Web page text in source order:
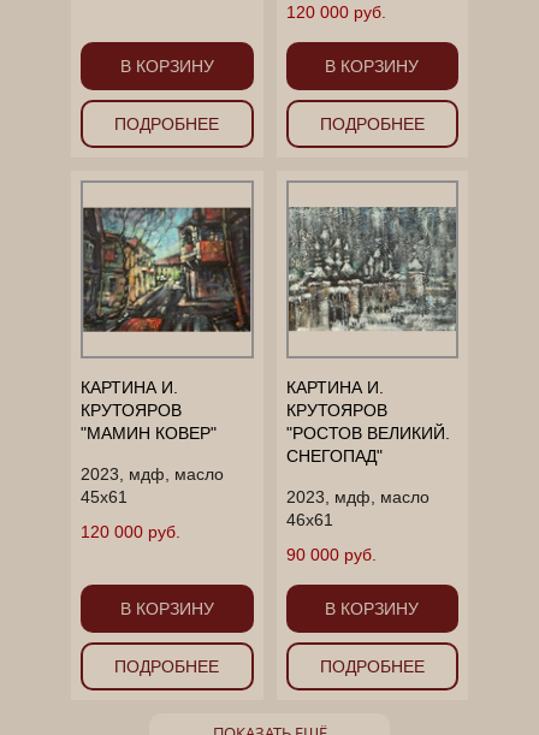
В КОРЗИНУ
ПОДРОБНЕЕ
120 000 руб.
В КОРЗИНУ
ПОДРОБНЕЕ
КАРТИНА И.
КРУТОЯРОВ
"МАМИН КОВЕР"
2023, мдф, масло
45х61
120 000 руб.
В КОРЗИНУ
ПОДРОБНЕЕ
КАРТИНА И.
КРУТОЯРОВ
"РОСТОВ ВЕЛИКИЙ.
СНЕГОПАД"
2023, мдф, масло
46х61
90 000 руб.
В КОРЗИНУ
ПОДРОБНЕЕ